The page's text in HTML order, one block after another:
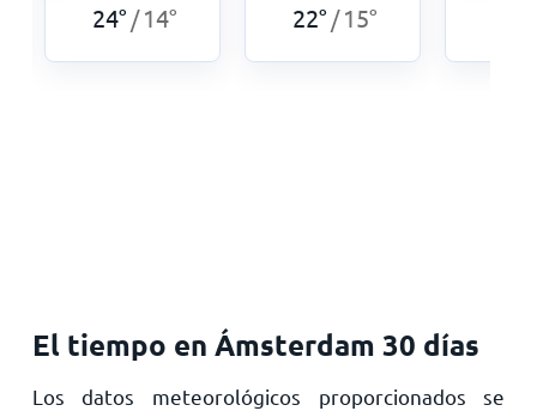
24° /14° 22° /15°
El tiempo en Ámsterdam 30 días
Los datos meteorológicos proporcionados se